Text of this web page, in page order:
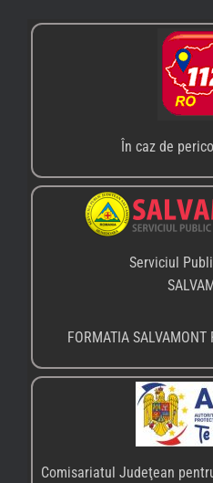
În caz de
Serviciul
FORMATIA SALVAMONT
Comisariatul Judeţean